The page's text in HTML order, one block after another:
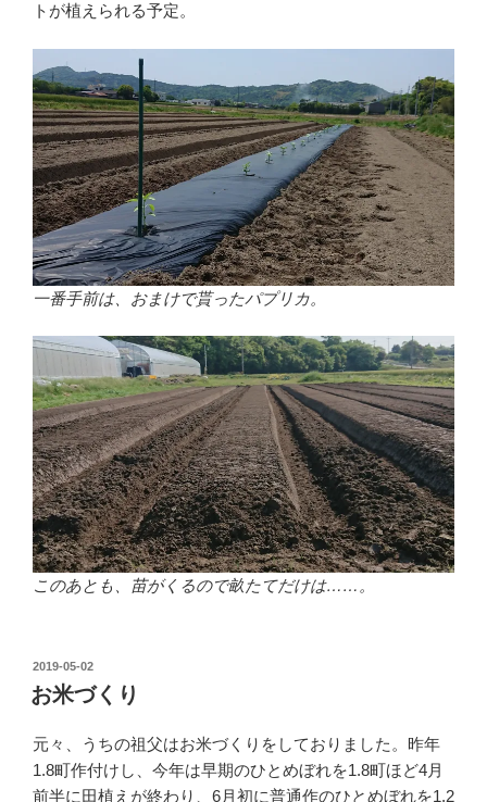
トが植えられる予定。
一番手前は、おまけで貰ったパプリカ。
このあとも、苗がくるので畝たてだけは……。
投
稿
日:
2019-05-02
お米づくり
元々、うちの祖父はお米づくりをしておりました。昨年
1.8町作付けし、今年は早期のひとめぼれを1.8町ほど4月
前半に田植えが終わり、6月初に普通作のひとめぼれを1.2